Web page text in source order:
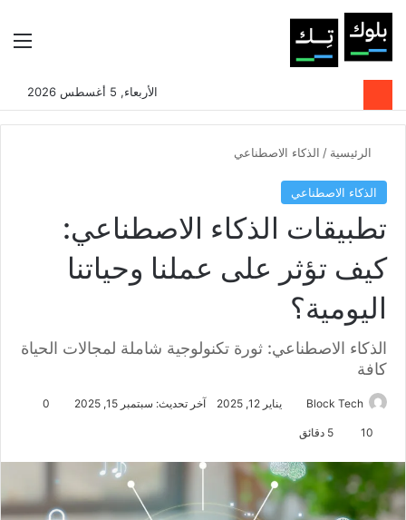
بحثالوضع
الأربعاء, 5 أغسطس 2026
الرئيسية / الذكاء الاصطناعي
الذكاء الاصطناعي
تطبيقات الذكاء الاصطناعي:
كيف تؤثر على عملنا وحياتنا
اليومية؟
الذكاء الاصطناعي: ثورة تكنولوجية شاملة لمجالات الحياة
كافة
Block Tech يناير 12, 2025 آخر تحديث: سبتمبر 15, 2025 0
10